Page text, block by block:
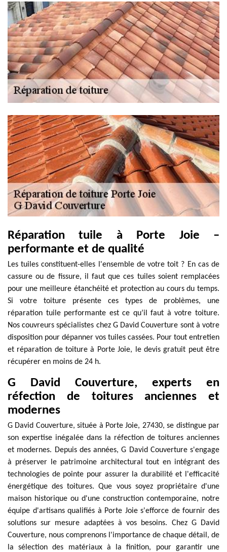
Réparation tuile à Porte Joie –
performante et de qualité
Les tuiles constituent-elles l'ensemble de votre toit ? En cas de
cassure ou de fissure, il faut que ces tuiles soient remplacées
pour une meilleure étanchéité et protection au cours du temps.
Si votre toiture présente ces types de problèmes, une
réparation tuile performante est ce qu’il faut à votre toiture.
Nos couvreurs spécialistes chez G David Couverture sont à votre
disposition pour dépanner vos tuiles cassées. Pour tout entretien
et réparation de toiture à Porte Joie, le devis gratuit peut être
récupérer en moins de 24 h.
G David Couverture, experts en
réfection de toitures anciennes et
modernes
G David Couverture, située à Porte Joie, 27430, se distingue par
son expertise inégalée dans la réfection de toitures anciennes
et modernes. Depuis des années, G David Couverture s'engage
à préserver le patrimoine architectural tout en intégrant des
technologies de pointe pour assurer la durabilité et l'efficacité
énergétique des toitures. Que vous soyez propriétaire d'une
maison historique ou d'une construction contemporaine, notre
équipe d'artisans qualifiés à Porte Joie s'efforce de fournir des
solutions sur mesure adaptées à vos besoins. Chez G David
Couverture, nous comprenons l'importance de chaque détail, de
la sélection des matériaux à la finition, pour garantir une